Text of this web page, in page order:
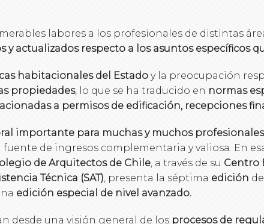
labores a los profesionales de distintas
actualizados respecto a los asuntos específicos
habitacionales del Estado y la preocupación
propiedades, lo que se ha traducido en normas
a permisos de edificación, recepciones
importante para muchas y muchos
de ingresos complementaria y valiosa. En
de Arquitectos de Chile, a través de su Centro
Técnica (SAT), presenta la séptima edición del
edición especial de nivel avanzado.
desde una visión general de los procesos de